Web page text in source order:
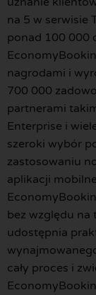
na 5 w serwisie
ponad 100 000
nagrodami i
700 000
partnerami
Enterprise i
szeroki wybór
zastosowaniu
aplikacji
bez względu na
udostępnia
cały proces i